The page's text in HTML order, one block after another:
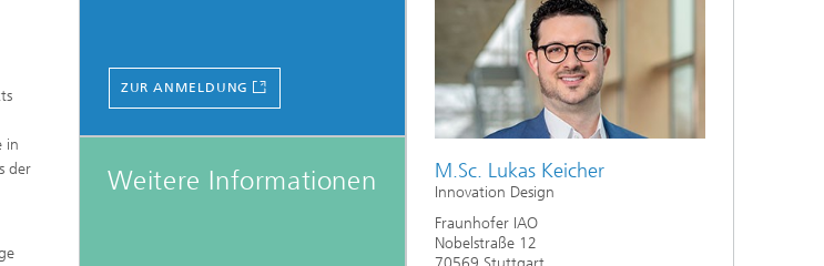
in
der
ZUR ANMELDUNG
Weitere Informationen M.Sc. Lukas Keicher
Innovation Design
Fraunhofer IAO
Nobelstraße 12